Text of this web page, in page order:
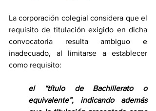
La corporación colegial considera que el
requisito de titulación exigido en dicha
convocatoria resulta ambiguo e
inadecuado, al limitarse a establecer
como requisito:
el “título de Bachillerato o
equivalente”, indicando además